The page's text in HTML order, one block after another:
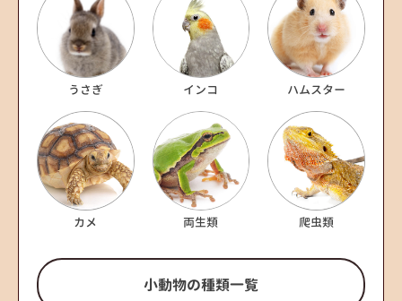
うさぎ インコ ハムスター
カメ 両生類 爬虫類
小動物の種類一覧